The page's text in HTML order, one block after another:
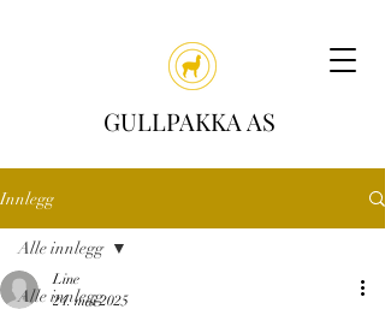
GULLPAKKA AS
Innlegg
Alle innlegg
Alle innlegg
Line
24. mai 2025